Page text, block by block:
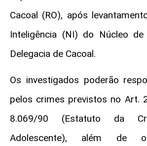
Cacoal (RO), após
Inteligência (NI) do Núcleo de
Delegacia de Cacoal.
Os investigados poderão
pelos crimes previstos no Art.
8.069/90 (Estatuto da
Adolescente), além de